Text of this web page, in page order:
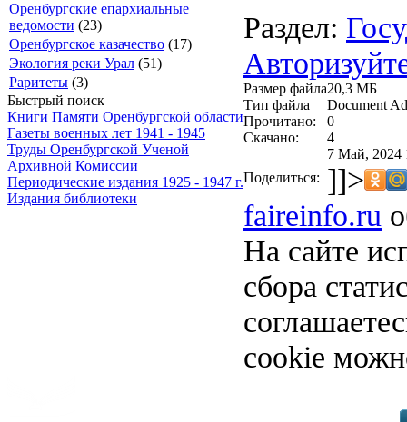
Оренбургские епархиальные
ведомости (23)
Оренбургское казачество (17)
Экология реки Урал (51)
Раритеты (3)
Быстрый поиск
Книги Памяти Оренбургской области
Газеты военных лет 1941 - 1945
Труды Оренбургской Ученой
Архивной Комиссии
Периодические издания 1925 - 1947 г.
Издания библиотеки
Раздел:
Размер файла20,3 МБ
Тип файла
Document
Прочитано:
0
Скачано:
4
7 Май, 2024
Поделиться: ]]>
faireinfo.ru
На сайте
сбора
cookie